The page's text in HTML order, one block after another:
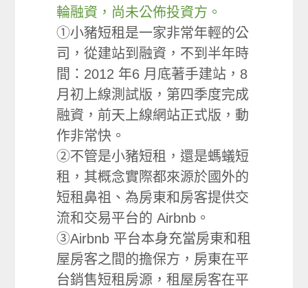
輪融資，尚未公佈投資方。
①小豬短租是一家非常年輕的公
司，從建站到融資，不到半年時
間：2012 年6 月底著手建站，8
月初上線測試版，第四季度完成
融資，前天上線網站正式版，動
作非常快。
②不管是小豬短租，還是螞蟻短
租，其概念實際都來源於國外的
短租鼻祖、為房東和房客提供交
流和交易平台的 Airbnb。
③Airbnb 平台本身充當房東和租
屋房客之間的擔保方，房東在平
台銷售短租房源，租屋房客在平